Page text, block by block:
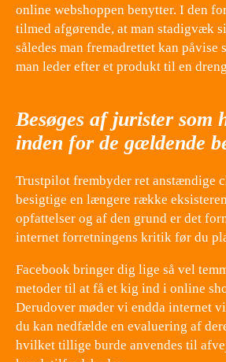
online webshoppen benytter. I den
tilmed afgørende, at man stadigvæk
således man fremadrettet kan påvise
man leder efter et produkt til en
Besøges af jurister som
inden for de gældende
Trustpilot frembyder ret anstændige
besigtige en længere række
opfattelser og af den grund er det
internet forretningens kritik før du
Facebook bringer dig lige så vel
metoder til at få et kig ind i online
Derudover møder vi endda internet
du kan nedfælde en evaluering af
hvilket tillige burde anvendes til